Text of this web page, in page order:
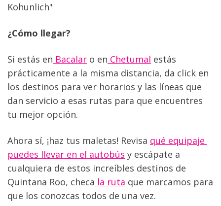
Kohunlich"
¿Cómo llegar?
Si estás en Bacalar o en Chetumal estás
prácticamente a la misma distancia, da click en
los destinos para ver horarios y las líneas que
dan servicio a esas rutas para que encuentres
tu mejor opción.
Ahora sí, ¡haz tus maletas! Revisa qué equipaje
puedes llevar en el autobús y escápate a
cualquiera de estos increíbles destinos de
Quintana Roo, checa la ruta que marcamos para
que los conozcas todos de una vez.